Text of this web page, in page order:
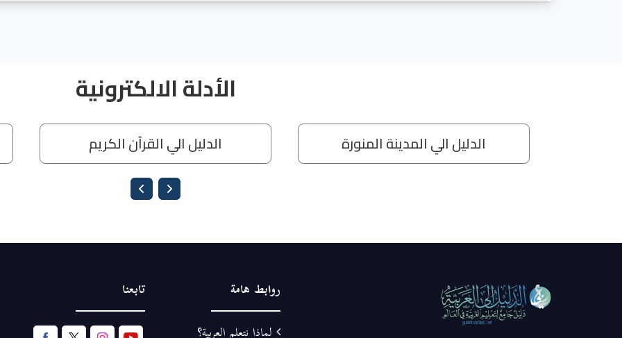
روابط هامة
لماذا نتعلم العربية؟
تابعنا